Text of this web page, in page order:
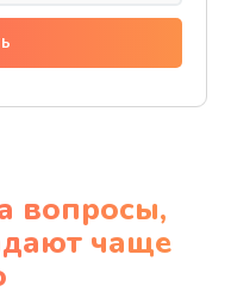
вопросы,
чаще